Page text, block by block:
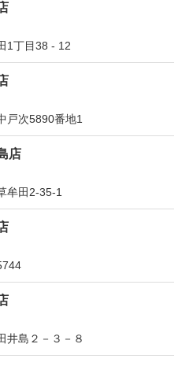
1丁目38 - 12
戸次5890番地1
店
牟田2-35-1
井島２－３－８